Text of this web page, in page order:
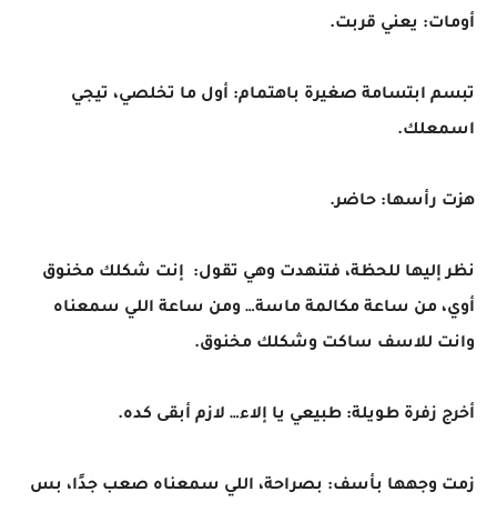
أومات: يعني قربت.
تبسم ابتسامة صغيرة باهتمام: أول ما تخلصي، تيجي
اسمعلك.
هزت رأسها: حاضر.
نظر إليها للحظة، فتنهدت وهي تقول: إنت شكلك مخنوق
أوي، من ساعة مكالمة ماسة… ومن ساعة اللي سمعناه
وانت للاسف ساكت وشكلك مخنوق.
أخرج زفرة طويلة: طبيعي يا إلاء… لازم أبقى كده.
زمت وجهها بأسف: بصراحة، اللي سمعناه صعب جدًا، بس